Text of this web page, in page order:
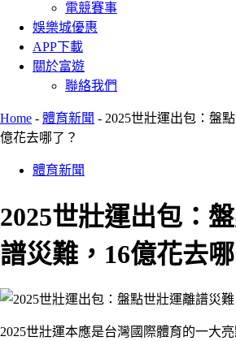
電競賽事
娛樂城優惠
APP下載
關於富遊
聯絡我們
Home - 體育新聞 - 2025世壯運出包：盤
億花去哪了？
體育新聞
2025世壯運出包：
譜災難，16億花去
2025世壯運本應是台灣國際體育的一大